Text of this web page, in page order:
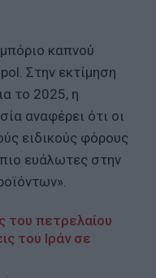
καπνού
Στην εκτίμηση
το 2025, η
αναφέρει ότι οι
ειδικούς φόρους
ευάλωτες στην
του πετρελαίου
του Ιράν σε